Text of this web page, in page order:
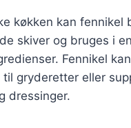
køkken kan
skiver og bruges i
Fennikel
gryderetter eller
dressinger.